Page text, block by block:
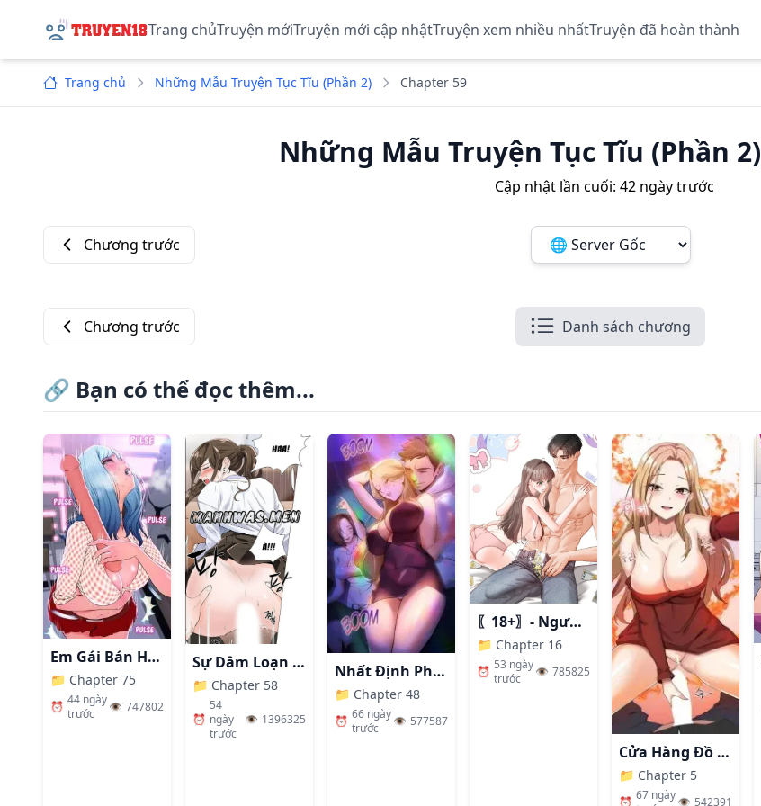
Trang chủTruyện mớiTruyện mới cập nhậtTruyện xem nhiều nhấtTruyện đã hoàn thành
Trang chủ Những Mẫu Truyện Tục Tĩu (Phần 2) Chapter 59
Những Mẫu Truyện Tục Tĩu (Phần 2)
Cập nhật lần cuối: 42 ngày trước
Chương trước Đổi server ảnh:
Chương trước Danh sách chương
🔗 Bạn có thể đọc thêm...
Em Gái Bán Hàng Sextoy
📁 Chapter 75
⏰ 44 ngày
trước
👁️ 747802
Sự Dâm Loạn Ở Bệnh Viện
📁 Chapter 58
⏰
54
ngày
trước
👁️ 1396325
Nhất Định Phải Là Chị Ấy
📁 Chapter 48
⏰ 66 ngày
trước
👁️ 577587
〖18+〗- Người Bạn Thanh Mai Trúc Mã Tính Theo Giá Thị Trường
📁 Chapter 16
⏰ 53 ngày
trước
👁️ 785825
Cửa Hàng Đồ Chơi Người Lớn Ở Thế Giới Lạ
📁 Chapter 5
⏰ 67 ngày👁️ 542391